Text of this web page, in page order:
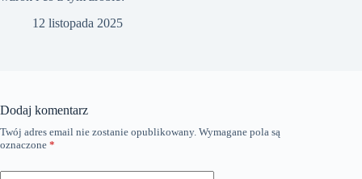
12 listopada 2025
Dodaj komentarz
Twój adres email nie zostanie opublikowany. Wymagane pola są
oznaczone *